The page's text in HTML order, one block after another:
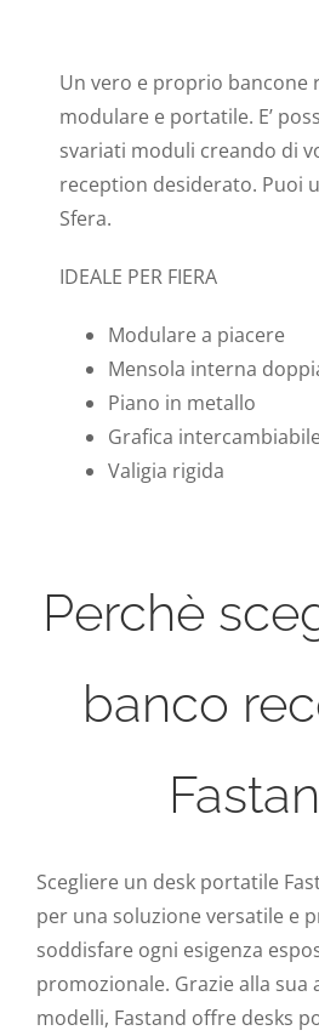
Un vero e proprio bancone
modulare e portatile. E’
svariati moduli creando di
reception desiderato. Puoi
Sfera.
IDEALE PER FIERA
Modulare a piacere
Mensola interna
Piano in metallo
Grafica
Valigia rigida
Perchè
banco
Scegliere un desk portatile
per una soluzione versatile e
soddisfare ogni esigenza
promozionale. Grazie alla sua
modelli, Fastand offre desks